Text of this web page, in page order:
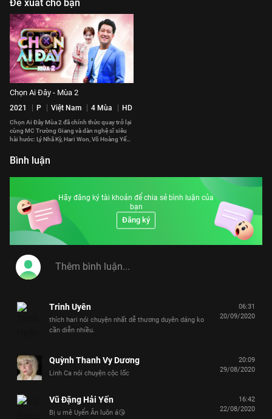
Đề xuất cho bạn
Chọn Ai Đây - Mùa 2
2021 P Việt Nam 4 Mùa HD
Chọn Ai Đây Mùa 2 đã chính thức quay trở lại
cùng MC Trường Giang và dàn nghệ sĩ siêu
hài hước: Lý Nhã Kỳ, Hari Won, Võ Hoàng Yến,
Hoàng Rapper, Will, Mạc Văn Khoa
Bình luận
Hãy đăng ký tài khoản để chia sẻ bình luận của
bạn
Đăng ký
Trinh Uyên
thích hari nói chuyện nhất dễ thương duyên dáng ko
cần diễn nhiều.
06:31
20/09/2020
Quỳnh Thanh Vy Dương
Linh Ca nói chuyện cộc lốc
20:09
29/08/2020
Vũ Đặng Hải Yến
Bị u mê Uyển Ân luôn á😘
16:42
22/08/2020